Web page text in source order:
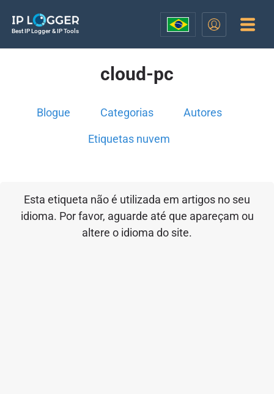
Best IP Logger & IP Tools
cloud-pc
Blogue Categorias Autores
Etiquetas nuvem